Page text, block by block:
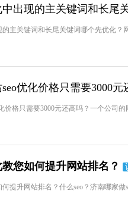
出现的主关键词和长尾
主关键词和长尾关键词哪个先优化
优化价格只需要3000元
价格只需要3000元还高吗？一个公司
您如何提升网站排名？
提升网站排名？什么seo？济南哪家